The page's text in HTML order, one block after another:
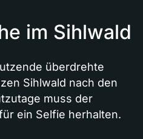
im Sihlwald
überdrehte
Sihlwald nach den
muss der
ein Selfie herhalten.